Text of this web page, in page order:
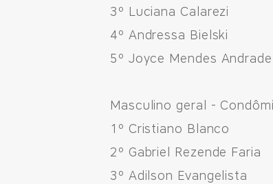
Fale Conosco
Avenida Eiffel, 819 - Aquarela das Artes
CNPJ: 04.536.786/0001-17
Sinop/MT - 78.555-453
66 3531 9505
3º Luciana Calarezi
4º Andressa Bielski
5º Joyce Mendes
Masculino geral -
1º Cristiano Blanco
2º Gabriel Rezende Faria
3º Adilson Evangelista